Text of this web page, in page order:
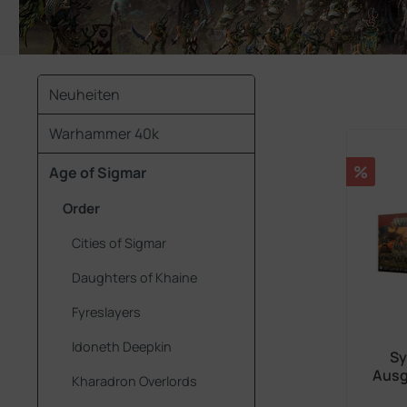
Neuheiten
Warhammer 40k
Age of Sigmar
Order
Cities of Sigmar
Daughters of Khaine
Fyreslayers
Idoneth Deepkin
Kharadron Overlords
Rabatt
%